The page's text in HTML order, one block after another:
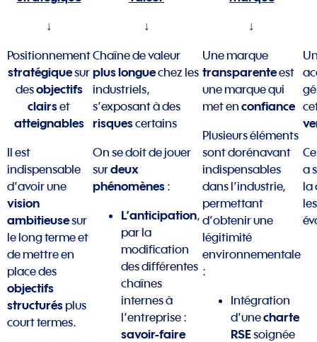
↓ ↓ ↓
Positionnement
stratégiquesur
desobjectifs
clairset
atteignables
Il est
indispensable
d’avoir une
vision
ambitieusesur
le long terme et
de mettre en
place des
objectifs
structurés plus
court termes.
Chaîne de valeur
plus longuechez les
industriels,
s’exposant à des
risquescertains
On se doit de jouer
surdeux
phénomènes :
L’anticipation,
par la
modification
des différentes
chaînes
internes à
l’entreprise :
savoir-faire
Une marque
transparenteest
une marque qui
met en confiance
Plusieurs éléments
sont dorénavant
indispensables
dans l’industrie,
permettant
d’obtenir une
légitimité
environnementale
:
Intégration
d’unecharte
RSEsoignée
a
la